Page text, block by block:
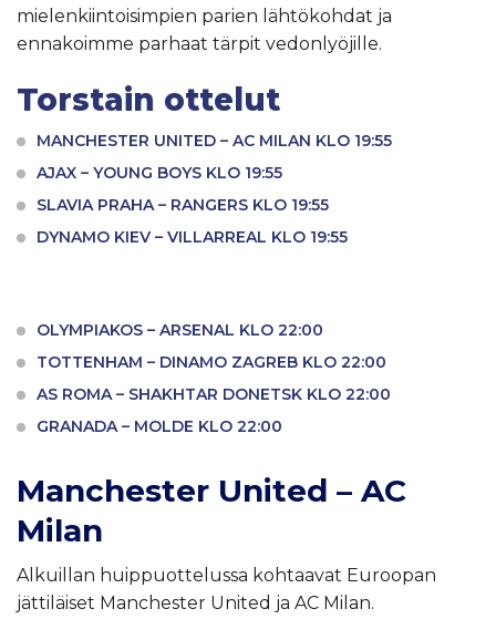
mielenkiintoisimpien parien lähtökohdat ja
ennakoimme parhaat tärpit vedonlyöjille.
Torstain ottelut
MANCHESTER UNITED – AC MILAN KLO 19:55
AJAX – YOUNG BOYS KLO 19:55
SLAVIA PRAHA – RANGERS KLO 19:55
DYNAMO KIEV – VILLARREAL KLO 19:55
OLYMPIAKOS – ARSENAL KLO 22:00
TOTTENHAM – DINAMO ZAGREB KLO 22:00
AS ROMA – SHAKHTAR DONETSK KLO 22:00
GRANADA – MOLDE KLO 22:00
Manchester United – AC
Milan
Alkuillan huippuottelussa kohtaavat Euroopan
jättiläiset Manchester United ja AC Milan.